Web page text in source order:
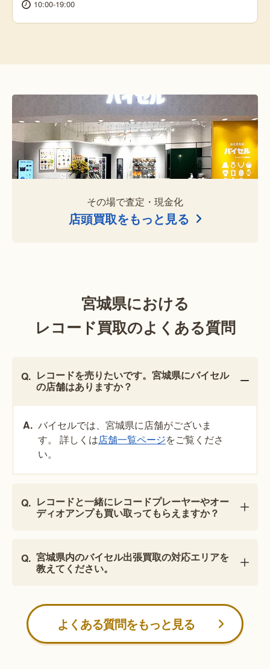
10:00-19:00
その場で査定・現金化
店頭買取をもっと見る
宮城県における
レコード買取のよくある質問
レコードを売りたいです。宮城県にバイセル
の店舗はありますか？
バイセルでは、宮城県に店舗がございま
す。 詳しくは店舗一覧ページをご覧くださ
い。
レコードと一緒にレコードプレーヤーやオー
ディオアンプも買い取ってもらえますか？
宮城県内のバイセル出張買取の対応エリアを
教えてください。
よくある質問をもっと見る